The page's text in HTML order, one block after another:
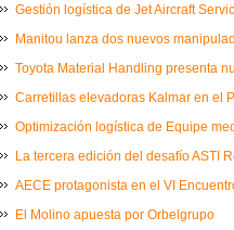
Gestión logística de Jet Aircraft
Manitou lanza dos nuevos
Toyota Material Handling presenta
Carretillas elevadoras Kalmar en el
Optimización logística de Equipe
La tercera edición del desafío ASTI
AECE protagonista en el VI
El Molino apuesta por Orbelgrupo